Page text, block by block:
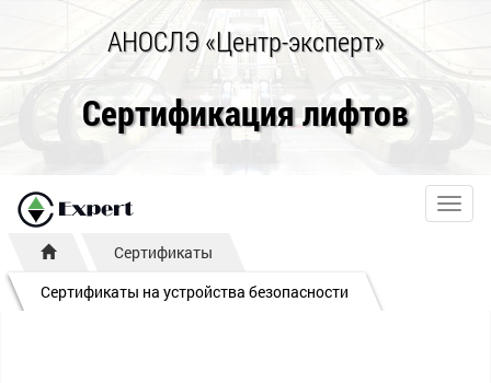
АНОСЛЭ «Центр-эксперт»
Сертификация лифтов
Сертификаты
Сертификаты на устройства безопасности